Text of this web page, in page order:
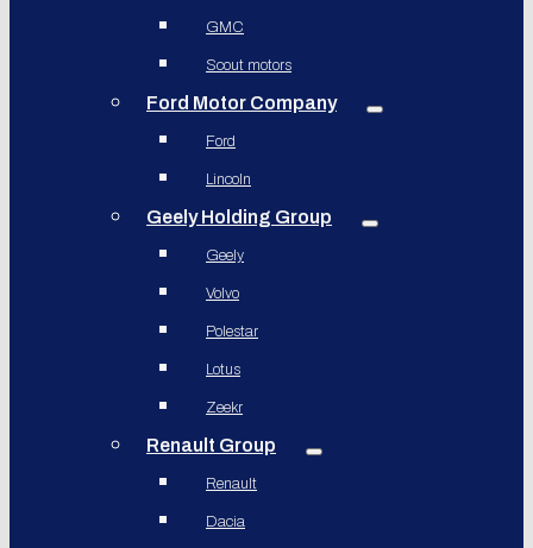
GMC
Scout motors
Ford Motor Company
Ford
Lincoln
Geely Holding Group
Geely
Volvo
Polestar
Lotus
Zeekr
Renault Group
Renault
Dacia